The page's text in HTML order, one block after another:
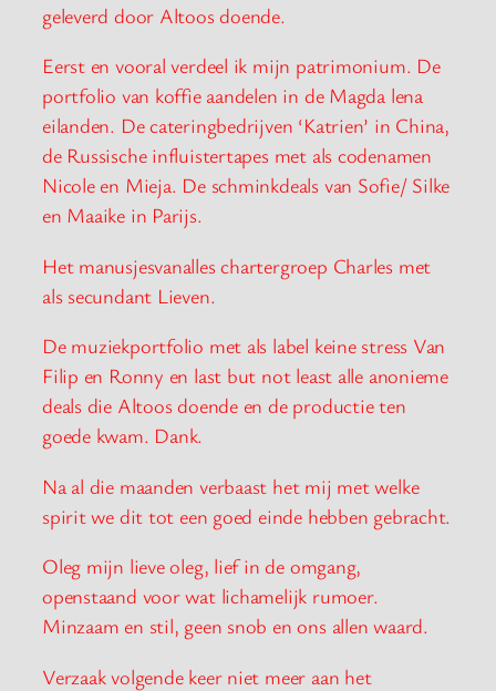
geleverd door Altoos doende.
Eerst en vooral verdeel ik mijn patrimonium. De
portfolio van koffie aandelen in de Magda lena
eilanden. De cateringbedrijven ‘Katrien’ in China,
de Russische influistertapes met als codenamen
Nicole en Mieja. De schminkdeals van Sofie/ Silke
en Maaike in Parijs.
Het manusjesvanalles chartergroep Charles met
als secundant Lieven.
De muziekportfolio met als label keine stress Van
Filip en Ronny en last but not least alle anonieme
deals die Altoos doende en de productie ten
goede kwam. Dank.
Na al die maanden verbaast het mij met welke
spirit we dit tot een goed einde hebben gebracht.
Oleg mijn lieve oleg, lief in de omgang,
openstaand voor wat lichamelijk rumoer.
Minzaam en stil, geen snob en ons allen waard.
Verzaak volgende keer niet meer aan het